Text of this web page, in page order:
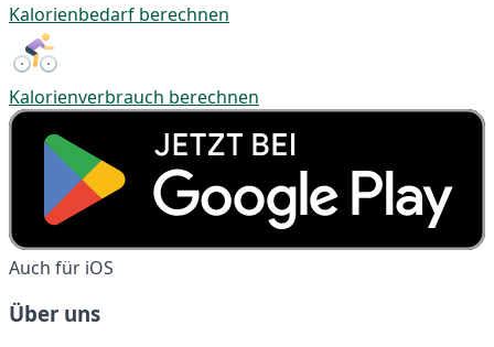
Kalorienbedarf berechnen
Kalorienverbrauch berechnen
Auch für iOS
Über uns